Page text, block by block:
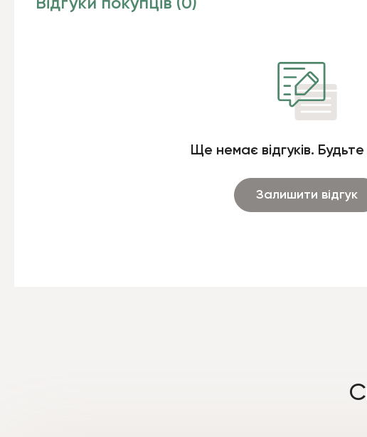
Відгуки покупців (0)
Ще немає відгуків.
Залишити відгук